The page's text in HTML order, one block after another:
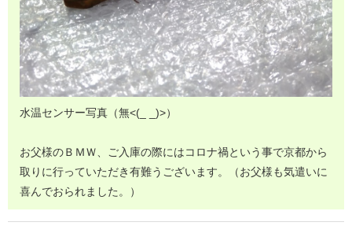
水温センサー写真（無<(_ _)>）
お父様のＢＭＷ、ご入庫の際にはコロナ禍という事で京都から
取りに行っていただき有難うございます。（お父様も気遣いに
喜んでおられました。）